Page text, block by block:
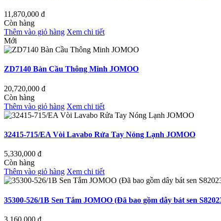
11,870,000 đ
Còn hàng
Thêm vào giỏ hàng Xem chi tiết
Mới
ZD7140 Bàn Cầu Thông Minh JOMOO
20,720,000 đ
Còn hàng
Thêm vào giỏ hàng Xem chi tiết
32415-715/EA Vòi Lavabo Rửa Tay Nóng Lạnh JOMOO
5,330,000 đ
Còn hàng
Thêm vào giỏ hàng Xem chi tiết
35300-526/1B Sen Tắm JOMOO (Đã bao gồm dây bát sen
3,160,000 đ